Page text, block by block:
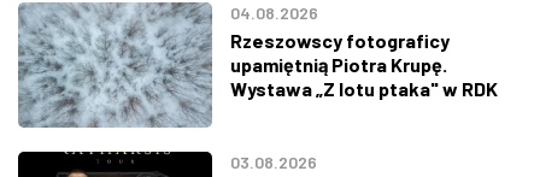
04.08.2026
Rzeszowscy fotograficy
upamiętnią Piotra Krupę.
Wystawa „Z lotu ptaka" w RDK
03.08.2026